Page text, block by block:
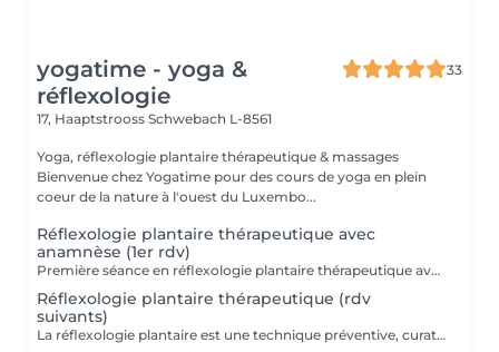
yogatime - yoga &
réflexologie
33
17, Haaptstrooss Schwebach L-8561
Yoga, réflexologie plantaire thérapeutique & massages
Bienvenue chez Yogatime pour des cours de yoga en plein
coeur de la nature à l'ouest du Luxembo...
Réflexologie plantaire thérapeutique avec
anamnèse (1er rdv)
Première séance en réflexologie plantaire thérapeutique avec anamnèse approfondie. La réflexologie plantaire est une technique préventive, curative et manuelle. Cette technique millénaire non-invasive utilise les ressources naturelles de l'organisme et est reconnue par l'OMS (Organisation Mondiale de la Santé) comme une pratique de santé de soins complémentaires. Contre-indications: mycose ou blessure au pied.
Réflexologie plantaire thérapeutique (rdv
suivants)
La réflexologie plantaire est une technique préventive, curative et manuelle. Cette technique millénaire non-invasive utilise les ressources naturelles de l'organisme et est reconnue par l'OMS (Organisation Mondiale de la Santé) comme une pratique de santé de soins complémentaires. Contre-indications: mycose ou blessure au pied.